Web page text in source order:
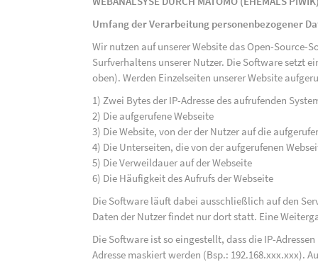
Umfang der Verarbeitung personenbezogener
Wir nutzen auf unserer Website das Open-Source-
Surfverhaltens unserer Nutzer. Die Software setzt
oben). Werden Einzelseiten unserer Website
1) Zwei Bytes der IP-Adresse des aufrufenden
2) Die aufgerufene Webseite
3) Die Website, von der der Nutzer auf die
4) Die Unterseiten, die von der aufgerufenen
5) Die Verweildauer auf der Webseite
6) Die Häufigkeit des Aufrufs der Webseite
Die Software läuft dabei ausschließlich auf den
Daten der Nutzer findet nur dort statt. Eine
Die Software ist so eingestellt, dass die IP-
Adresse maskiert werden (Bsp.: 192.168.xxx.xxx).